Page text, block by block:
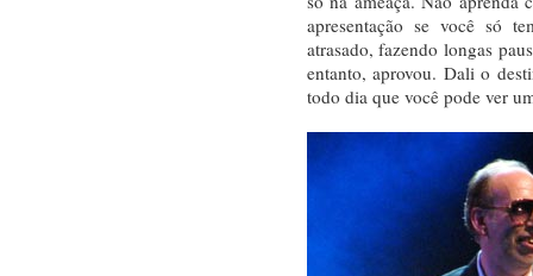
apresentação se você só
atrasado, fazendo longas
entanto, aprovou. Dali o
todo dia que você pode ver